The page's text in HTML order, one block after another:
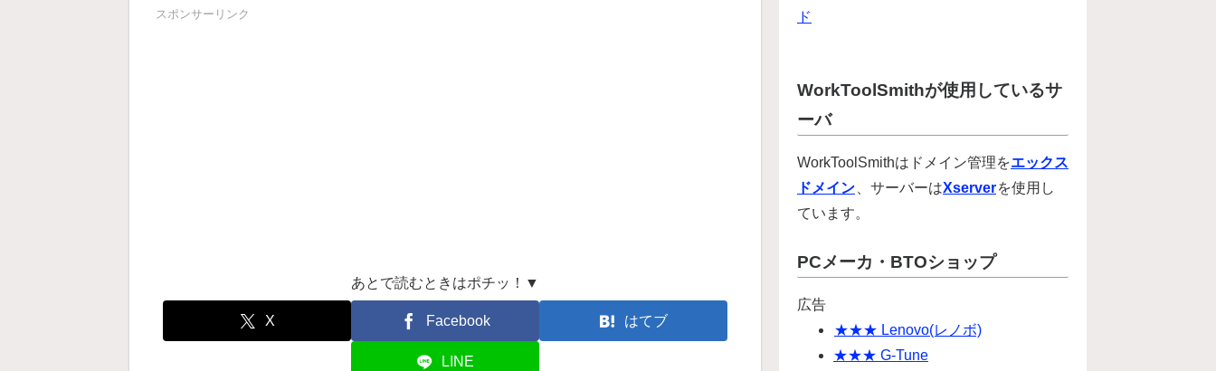
スポンサーリンク
あとで読むときはポチッ！▼
X Facebook はてブ
LINE
ド
WorkToolSmithが使用しているサ
ーバ
WorkToolSmithはドメイン管理をエックス
ドメイン 、サーバーはXserverを使用し
ています。
PCメーカ・BTOショップ
広告
★★★ Lenovo(レノボ)
★★★ G-Tune